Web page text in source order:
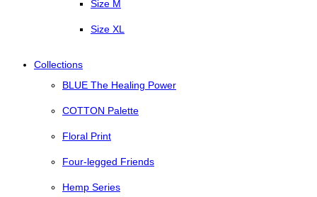
Size M
Size XL
Collections
BLUE The Healing Power
COTTON Palette
Floral Print
Four-legged Friends
Hemp Series